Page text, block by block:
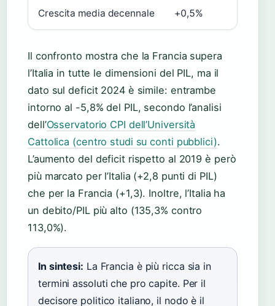
Crescita media decennale +0,5%
Il confronto mostra che la Francia supera
l’Italia in tutte le dimensioni del PIL, ma il
dato sul deficit 2024 è simile: entrambe
intorno al -5,8% del PIL, secondo l’analisi
dell’Osservatorio CPI dell’Università
Cattolica (centro studi su conti pubblici).
L’aumento del deficit rispetto al 2019 è però
più marcato per l’Italia (+2,8 punti di PIL)
che per la Francia (+1,3). Inoltre, l’Italia ha
un debito/PIL più alto (135,3% contro
113,0%).
In sintesi: La Francia è più ricca sia in
termini assoluti che pro capite. Per il
decisore politico italiano, il nodo è il